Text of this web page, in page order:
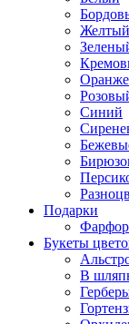
Желтый
Синий
Подарки
Букеты
В